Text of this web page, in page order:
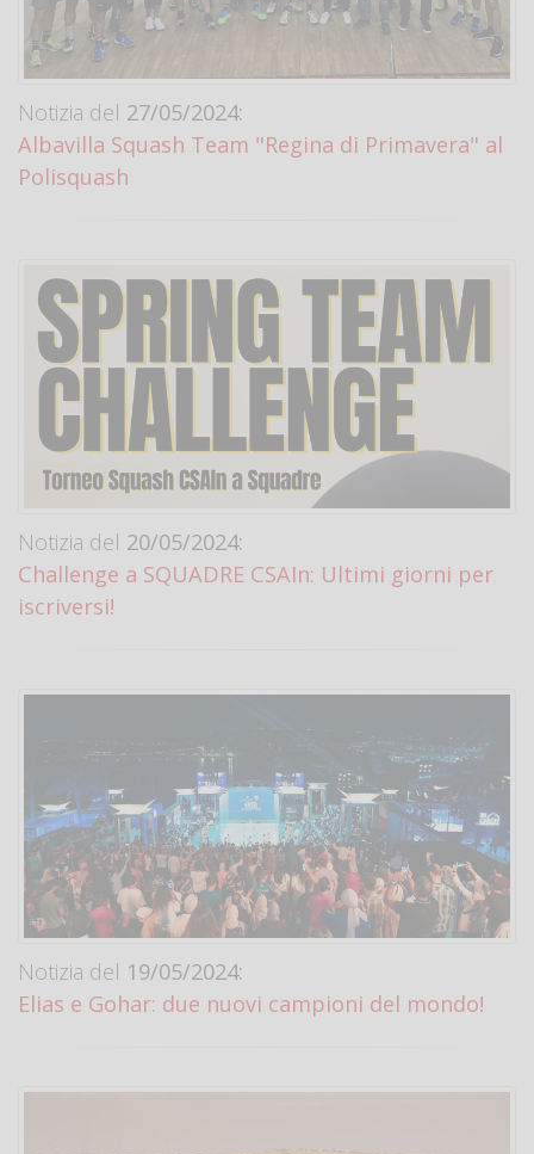
Notizia del 27/05/2024:
Albavilla Squash Team "Regina di Primavera" al
Polisquash
Notizia del 20/05/2024:
Challenge a SQUADRE CSAIn: Ultimi giorni per
iscriversi!
Notizia del 19/05/2024:
Elias e Gohar: due nuovi campioni del mondo!